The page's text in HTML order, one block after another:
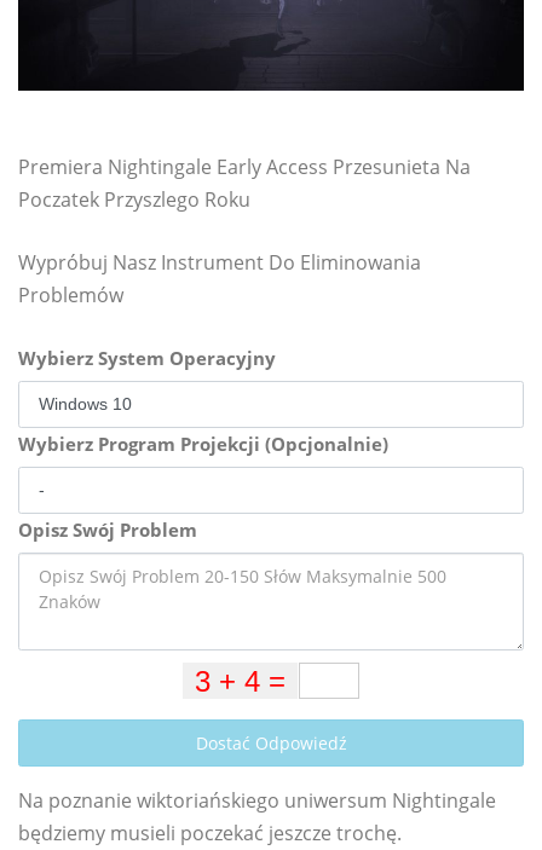
Premiera Nightingale Early Access Przesunieta Na
Poczatek Przyszlego Roku
Wypróbuj Nasz Instrument Do Eliminowania
Problemów
Wybierz System Operacyjny
Wybierz Program Projekcji (Opcjonalnie)
Opisz Swój Problem
Dostać Odpowiedź
Na poznanie wiktoriańskiego uniwersum Nightingale
będziemy musieli poczekać jeszcze trochę.